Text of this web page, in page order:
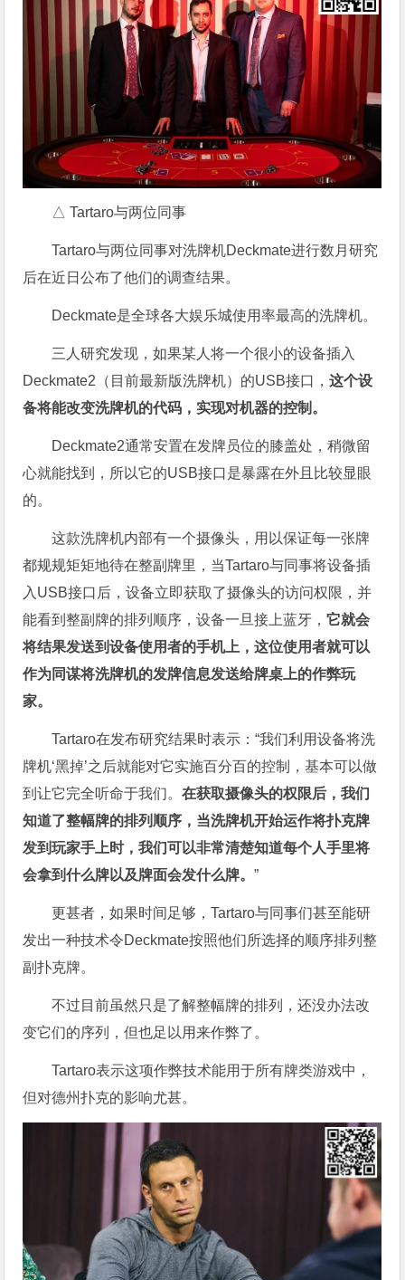
△ Tartaro与两位同事
Tartaro与两位同事对洗牌机Deckmate进行数月研究
后在近日公布了他们的调查结果。
Deckmate是全球各大娱乐城使用率最高的洗牌机。
三人研究发现，如果某人将一个很小的设备插入
Deckmate2（目前最新版洗牌机）的USB接口，这个设
备将能改变洗牌机的代码，实现对机器的控制。
Deckmate2通常安置在发牌员位的膝盖处，稍微留
心就能找到，所以它的USB接口是暴露在外且比较显眼
的。
这款洗牌机内部有一个摄像头，用以保证每一张牌
都规规矩矩地待在整副牌里，当Tartaro与同事将设备插
入USB接口后，设备立即获取了摄像头的访问权限，并
能看到整副牌的排列顺序，设备一旦接上蓝牙，它就会
将结果发送到设备使用者的手机上，这位使用者就可以
作为同谋将洗牌机的发牌信息发送给牌桌上的作弊玩
家。
Tartaro在发布研究结果时表示：“我们利用设备将洗
牌机‘黑掉’之后就能对它实施百分百的控制，基本可以做
到让它完全听命于我们。在获取摄像头的权限后，我们
知道了整幅牌的排列顺序，当洗牌机开始运作将扑克牌
发到玩家手上时，我们可以非常清楚知道每个人手里将
会拿到什么牌以及牌面会发什么牌。”
更甚者，如果时间足够，Tartaro与同事们甚至能研
发出一种技术令Deckmate按照他们所选择的顺序排列整
副扑克牌。
不过目前虽然只是了解整幅牌的排列，还没办法改
变它们的序列，但也足以用来作弊了。
Tartaro表示这项作弊技术能用于所有牌类游戏中，
但对德州扑克的影响尤甚。